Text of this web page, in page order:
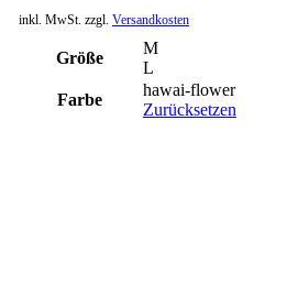
inkl. MwSt. zzgl. Versandkosten
Größe
M
L
Farbe
hawai-flower
Zurücksetzen